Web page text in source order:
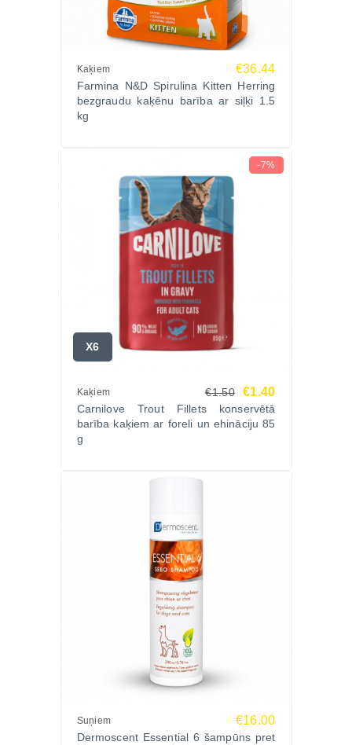
Kaķiem €36.44
Farmina N&D Spirulina Kitten Herring
bezgraudu kaķēnu barība ar siļķi 1.5
kg
-7%
X6
Kaķiem €1.50 €1.40
Carnilove Trout Fillets konservētā
barība kaķiem ar foreli un ehināciju 85
g
Suņiem €16.00
Dermoscent Essential 6 šampūns pret